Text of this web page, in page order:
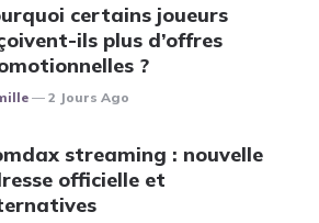
certains joueurs
ils plus d’offres
?
2 Jours Ago
streaming : nouvelle
officielle et